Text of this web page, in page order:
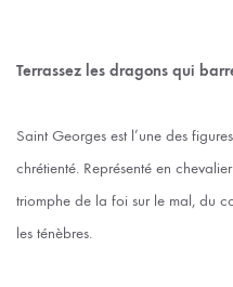
Terrassez les dragons qui
Saint Georges est l’une des
chrétienté. Représenté en
triomphe de la foi sur le mal, du
les ténèbres.